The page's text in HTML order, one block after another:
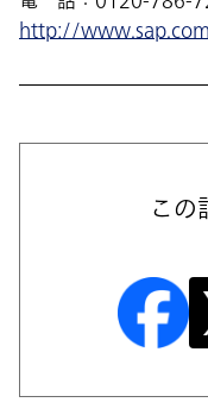
http://
この